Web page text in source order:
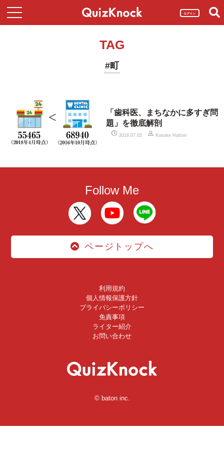
ログイン
TAG
#町
「歯科医、まちなかに多すぎ問
題」を徹底解剖
2018.07.02 Kosuke Hattori
Follow Me
ページトップへ
利用規約
個人情報保護方針
プライバシーポリシー
免責事項
ライター紹介
お問い合わせ
© baton inc.